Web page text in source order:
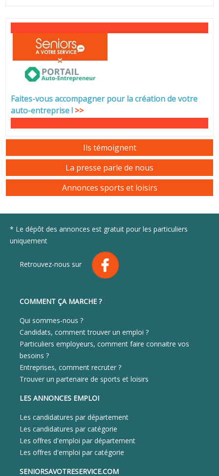
Faites-vous accompagner pour la création de votre
auto-entreprise! >>
Ils témoignent
La presse parle de nous
Annonces sports et loisirs
* Le dépôt des annonces est gratuit pour les particuliers
uniquement
Retrouvez-nous sur
COMMENT ÇA MARCHE ?
Qui sommes-nous ?
Candidats, comment trouver un emploi ?
Particuliers employeurs, comment faire connaitre vos
besoins ?
Entreprises, comment recruter ?
Trouver un partenaire de sports et loisirs
LES ANNONCES EMPLOI
Les candidatures par département
Les candidatures par catégorie
Les offres d'emploi par département
Les offres d'emploi par catégorie
SENIORSAVOTRESERVICE.COM